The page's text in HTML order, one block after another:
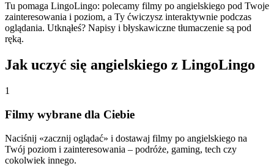
Tu pomaga LingoLingo: polecamy filmy po angielskiego pod Twoje
zainteresowania i poziom, a Ty ćwiczysz interaktywnie podczas
oglądania. Utknąłeś? Napisy i błyskawiczne tłumaczenie są pod
ręką.
Jak uczyć się angielskiego z LingoLingo
1
Filmy wybrane dla Ciebie
Naciśnij «zacznij oglądać» i dostawaj filmy po angielskiego na
Twój poziom i zainteresowania – podróże, gaming, tech czy
cokolwiek innego.